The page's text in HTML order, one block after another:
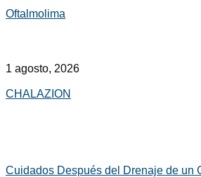
Oftalmolima
1 agosto, 2026
CHALAZION
Cuidados Después del Drenaje de un